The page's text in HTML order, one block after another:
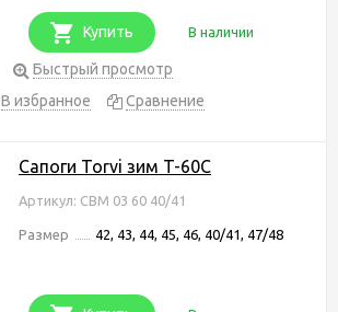
Купить В наличии
Быстрый просмотр
В избранное
Сравнение
Сапоги Torvi зим T-60C
Артикул: СВМ 03 60 40/41
Размер 42, 43, 44, 45, 46, 40/41, 47/48